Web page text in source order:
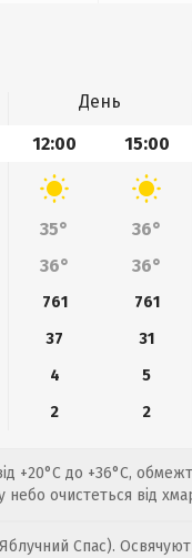
День
12:00 15:00
35° 36°
36° 36°
761 761
37 31
4 5
2 2
+20°C до +36°C,
небо очистеться від
Спас).